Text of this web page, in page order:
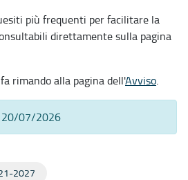
più frequenti per facilitare la
direttamente sulla pagina
rimando alla pagina dell'Avviso.
20/07/2026
2027